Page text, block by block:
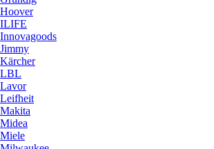
Hoover
ILIFE
Innovagoods
Jimmy
Kärcher
LBL
Lavor
Leifheit
Makita
Midea
Miele